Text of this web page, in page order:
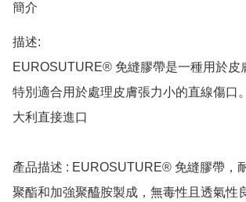
簡介
描述:
EUROSUTURE® 免縫膠帶是一種用於皮
特別適合用於處理皮膚張力小的直線傷口
大利直接進口
產品描述 : EUROSUTURE® 免縫膠帶，
聚酯和加強聚醯胺製成，無毒性且透氣性